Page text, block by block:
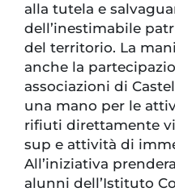
alla tutela e
dell’inestimabile
del territorio. La
anche la
associazioni di
una mano per le
rifiuti direttamente
sup e attività di
All’iniziativa
alunni dell’Istituto